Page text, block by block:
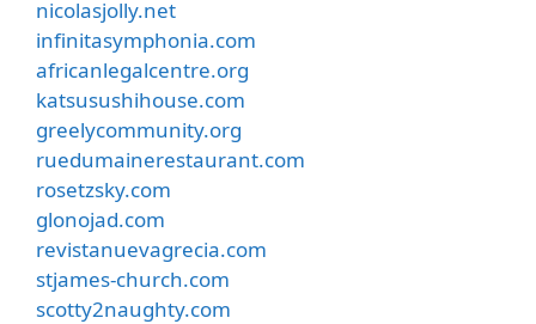
nicolasjolly.net
infinitasymphonia.com
africanlegalcentre.org
katsusushihouse.com
greelycommunity.org
ruedumainerestaurant.com
rosetzsky.com
glonojad.com
revistanuevagrecia.com
stjames-church.com
scotty2naughty.com